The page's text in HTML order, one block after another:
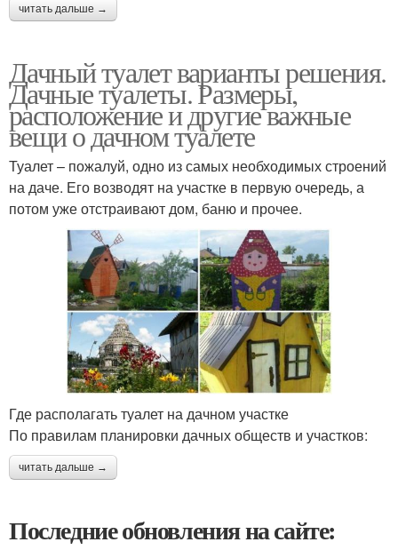
читать дальше →
Дачный туалет варианты решения.
Дачные туалеты. Размеры,
расположение и другие важные
вещи о дачном туалете
Туалет – пожалуй, одно из самых необходимых строений
на даче. Его возводят на участке в первую очередь, а
потом уже отстраивают дом, баню и прочее.
Где располагать туалет на дачном участке
По правилам планировки дачных обществ и участков:
читать дальше →
Последние обновления на сайте: